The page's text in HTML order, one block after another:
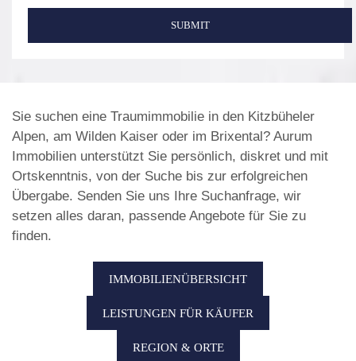
SUBMIT
Sie suchen eine Traumimmobilie in den Kitzbüheler
Alpen, am Wilden Kaiser oder im Brixental? Aurum
Immobilien unterstützt Sie persönlich, diskret und mit
Ortskenntnis, von der Suche bis zur erfolgreichen
Übergabe. Senden Sie uns Ihre Suchanfrage, wir
setzen alles daran, passende Angebote für Sie zu
finden.
IMMOBILIENÜBERSICHT
LEISTUNGEN FÜR KÄUFER
REGION & ORTE